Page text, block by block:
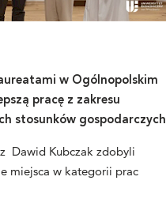
w Ogólnopolskim
pracę z zakresu
stosunków gospodarczych
Dawid Kubczak zdobyli
miejsca w kategorii prac